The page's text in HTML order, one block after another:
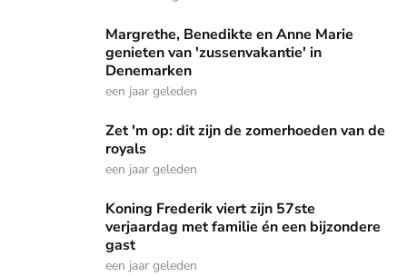
Margrethe, Benedikte en Anne Marie genieten van
Margrethe, Benedikte en Anne Marie
genieten van 'zussenvakantie' in
Denemarken
een jaar geleden
Zet 'm op: dit zijn de zomerhoeden van de royals
Zet 'm op: dit zijn de zomerhoeden van de
royals
een jaar geleden
Koning Frederik viert zijn 57ste verjaardag met familie én
Koning Frederik viert zijn 57ste
verjaardag met familie én een bijzondere
gast
een jaar geleden